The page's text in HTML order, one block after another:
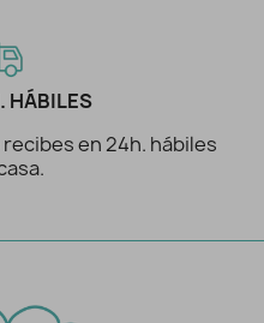
HÁBILES
en 24h. hábiles